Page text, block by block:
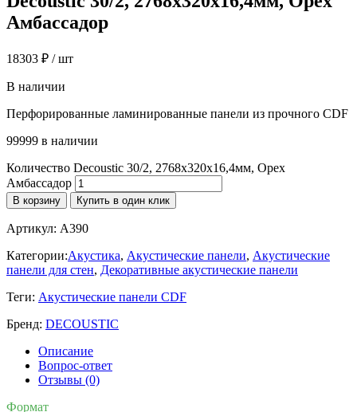
Амбассадор
18303 ₽ / шт
В наличии
Перфорированные ламинированные панели из прочного CDF
99999 в наличии
Количество Decoustic 30/2, 2768x320x16,4мм, Орех
Амбассадор
В корзину Купить в один клик
Артикул: A390
Категории:Акустика, Акустические панели, Акустические
панели для стен, Декоративные акустические панели
Теги: Акустические панели CDF
Бренд: DECOUSTIC
Описание
Вопрос-ответ
Отзывы (0)
Формат